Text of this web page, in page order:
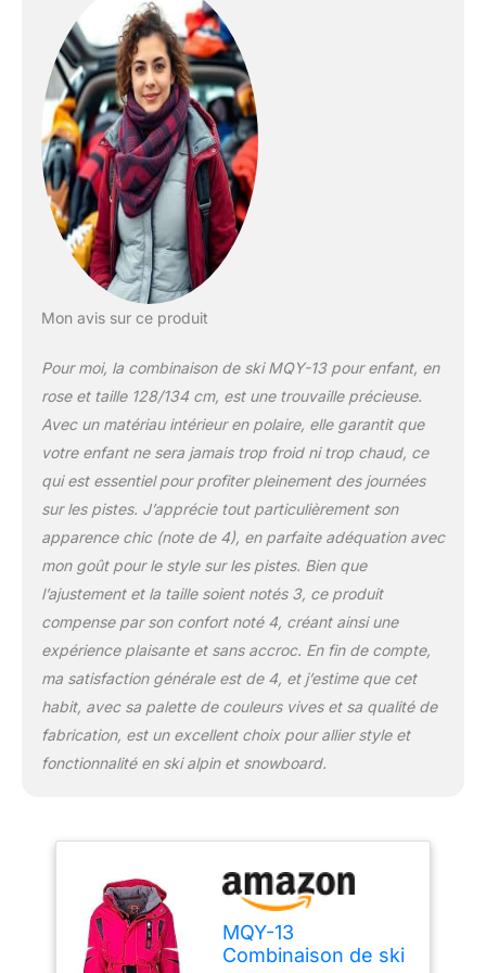
une expérience douillette
avec notre combinaison
de ski grâce à la
doublure intérieure
moelleuse.
coloré : notre
combinaison de neige
convainc par son design
coloré et moderne qui
transforme l'hiver en une
aventure colorée. Les
amovible grâce à une
fermeture éclair et offre
ainsi confort et flexibilité.
Fonctionnalité et
confort : cette
combinaison d'hiver
pour garçons et filles
dispose d'un
rembourrage robuste au
niveau des genoux, des
fesses et des chevilles,
une jupe pare-neige, des
gants de protection
intérieurs aux poignets, 2
pantalons et 1 poche
poitrine avec fermeture
éclair, élastique à la
capuche, aux manches
disponible dans les
couleurs : bleu, rose
(rose) et dans les tailles :
110-116, 116-122, 122-
128, 128-134, 134-140
Mon avis sur ce produit
Pour moi, la combinaison de ski MQY-13 pour enfant, en
rose et taille 128/134 cm, est une trouvaille précieuse.
Avec un matériau intérieur en polaire, elle garantit que
votre enfant ne sera jamais trop froid ni trop chaud, ce
qui est essentiel pour profiter pleinement des journées
sur les pistes. J’apprécie tout particulièrement son
apparence chic (note de 4), en parfaite adéquation avec
mon goût pour le style sur les pistes. Bien que
l’ajustement et la taille soient notés 3, ce produit
compense par son confort noté 4, créant ainsi une
expérience plaisante et sans accroc. En fin de compte,
ma satisfaction générale est de 4, et j’estime que cet
habit, avec sa palette de couleurs vives et sa qualité de
fabrication, est un excellent choix pour allier style et
fonctionnalité en ski alpin et snowboard.
MQY-13
Combinaison de ski